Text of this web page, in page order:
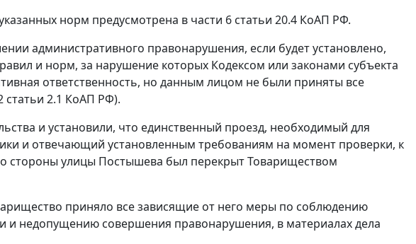
норм предусмотрена в части 6 статьи 20.4 КоАП РФ.
административного правонарушения, если будет установлено,
и норм, за нарушение которых Кодексом или законами субъекта
ответственность, но данным лицом не были приняты все
статьи 2.1 КоАП РФ).
и установили, что единственный проезд, необходимый для
и отвечающий установленным требованиям на момент проверки, к
стороны улицы Постышева был перекрыт Товариществом
приняло все зависящие от него меры по соблюдению
и недопущению совершения правонарушения, в материалах дела